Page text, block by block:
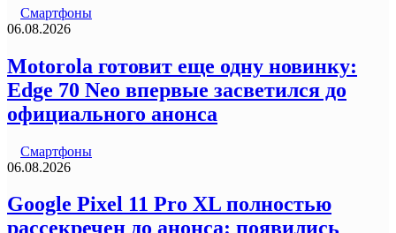
Смартфоны
06.08.2026
Motorola готовит еще одну новинку:
Edge 70 Neo впервые засветился до
официального анонса
Смартфоны
06.08.2026
Google Pixel 11 Pro XL полностью
рассекречен до анонса: появились